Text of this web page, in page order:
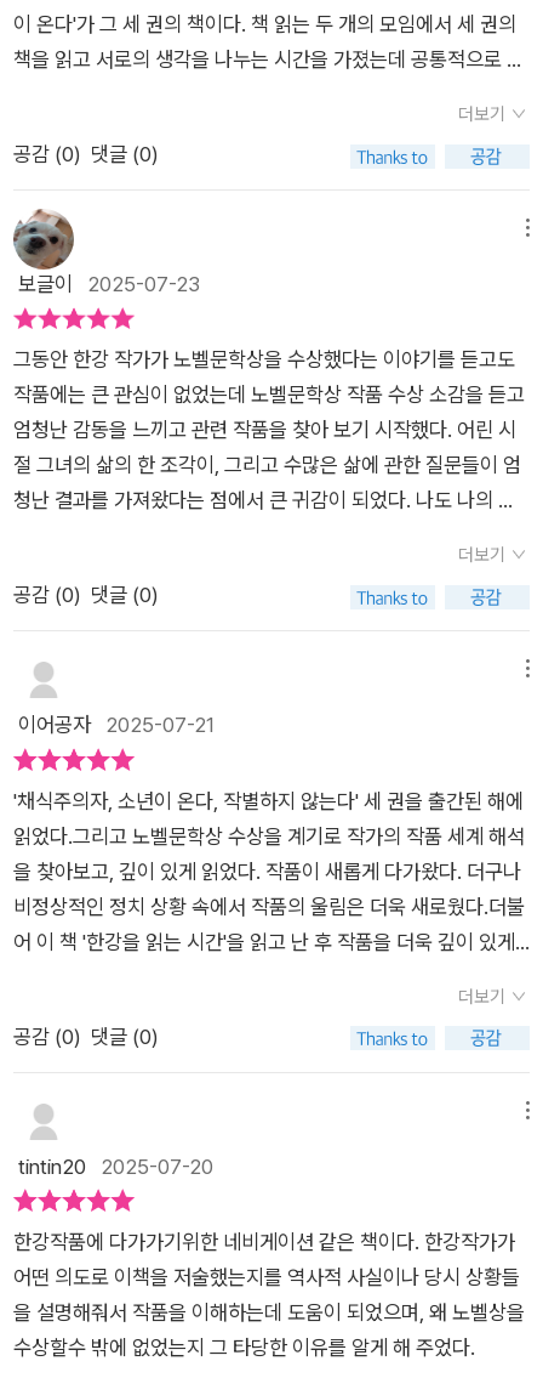
의자소년이 온다.역사교사라는 직업으로 인해, 필연적으로 '작별
하지 않는다'와 '소년이 온다'를 접했다.그러나, 나의 부족한 식견
때문인지, 작품이 '작품답게' 읽히는 건 쉽지 않았다.누군가가 옆
에서 한강의 책에 대해서 이야기해주었으면 좋겠다는 생각을 했
로 말하자면, '한강 작가와 작품에 대해서 소개해주는 1:1 과외선
생님'되시겠다.'희랍어 시간'과 '흰'을 제외한 나머지 세 권의 책에
대해서는 사실 독서모임을 통해 한 차례 읽어봤던 책이었다. 그치
만, 여전히 이해가 가지 않는 난해한 구석들이 있었다.이 책은 그
런 부분에 대해서 국어 선생님들의 문학에 대한 식견을 바탕으로
살살 긁어주는 느낌이다.'소년이 온다'에 대한 설명이 특히 그러
했다.문학은 문학의 특성 상, 설명보다는 여운과 해석의 여지가
있을 문체를 통해 말하기 나름이다.재판정에서 애국가를 부르는
상황에 대해서 부르는 것과 이후의 상황에 대한 해석은 '소년이
는 통합성과 '우리 군대'가 '우리를 쏜' 상황과 연계해보니, 광주가
가지고 있는 의미를 보다 잘 느낄 수 있게 해준다.그렇다고, 작품
에 대한 해석만으로 일관되지 않는다. 문학은 자신의 경험을 기반
해 읽는 것이니까.매 작품의 첫 장에 등장하는 '들어가며' 부분은
각 선생님들의 경험과 연결지어 자신의 이야기를 푼 부분이다. 이
부분을 통해 문학작품을 주체적으로 해석하는 것도 모방해볼 수
하지 않는다.'이 다섯 작품에 대한 문학적 해석이 기반되다면, 우
리가 한강 작품을 보다 온전히 이해하는데 도움이 될 것이다.이
책을 먼저 읽는 것이 좋은지, 또는 작품을 다 읽고 난 뒤에 읽는
것이 좋은지에 대한 고민이 있는 독자들도 있을 것이다.개인적인
추천은, 작품을 읽고 읽는 것을 추천한다. 다만, 반은 먼저 읽은
독자, 반은 아직 읽지않은 독자로써 평하자면, 무엇이든 의미있을
것이다.그것조차도 주체적인 읽기의 산물이 될테니까
이 온다'가 그 세 권의 책이다. 책 읽는 두 개의 모임에서 세 권의
책을 읽고 서로의 생각을 나누는 시간을 가졌는데 공통적으로 읽
무 괴롭고 힘들었다. 한강의 필력이 나를 그 시대에 가져다 두는
상황을 만들어서 가슴의 먹먹함을 가지게 했기 때문이다. 그러다
다. 한강을 읽는 또 다른 시각을 알 수 있을 것 같아 선택해서 읽
게 되었다. 내가 생각하는 한강 작가의 글에서 느낀 감정과 꽤 일
치하는 부분이 많았고 또 다른 시각도 엿볼 수 있었다. 아직 읽지
수 있게 해 주었다. 읽은 책은 나의 감상과 책을 분석한 선생님의
이야기를 분석할 수 있어서 좋았고 아직 읽지 않은 책은 한번 읽
어 볼 까하는 호기심을 가지게 했다. 한강 덕분에 평상시라면 읽
지 않았을 책을 읽는 기회가 되어 나에게는 하나의 도전이 되었
다. 한강의 책은 우리 현대사의 아픔을 다시 한번 더 새기고 그 과
거의 일들이 아직도 마무리되지 않았다는 것을 알고 끝맺음을 해
야 한다는 의식을 가지게 한다. 해방 이후 혼란한 시기에 친일파
생각할 때 역사의 죄인은 반드시 엄중하게 처벌해서 잘못된 역사
가 반복되지 않게 우리가 깨어있는 시민으로 생각하고 행동해야
하는 것이다. 한 챕터를 읽다가 앞뒤 시점을 연결하는 과정에서
두 번은 읽어야 이해가 되는 부분이 많았는데 참고해서 이 책을
보면 이해가 좀 더 쉬울 것이라 생각한다. 한강의 작품은 이처럼
고통의 이중적 노출, 즉 정신적 고통과 육체적 고통의 상호 연관
성을 특징으로 하며,
더보기
공감 (0) 댓글 (0)
보글이 2025-07-23
그동안 한강 작가가 노벨문학상을 수상했다는 이야기를 듣고도
작품에는 큰 관심이 없었는데 노벨문학상 작품 수상 소감을 듣고
엄청난 감동을 느끼고 관련 작품을 찾아 보기 시작했다. 어린 시
절 그녀의 삶의 한 조각이, 그리고 수많은 삶에 관한 질문들이 엄
청난 결과를 가져왔다는 점에서 큰 귀감이 되었다. 나도 나의 삶
품을 원서 그대로 읽어내리는 것 보다 이렇게 작품에 대한 이야기
들을 모은 글들을 따로 읽게 되면 새로운 세계가 열린다. 한강의
해주는 책이다. 이 책은 학교에서 학생들과 한강 작품을 읽어낼
때 배경지식으로 활용해도 좋을 것 같다.
더보기
공감 (0) 댓글 (0)
이어공자2025-07-21
'채식주의자, 소년이 온다, 작별하지 않는다' 세 권을 출간된 해에
읽었다.그리고 노벨문학상 수상을 계기로 작가의 작품 세계 해석
을 찾아보고, 깊이 있게 읽었다. 작품이 새롭게 다가왔다. 더구나
비정상적인 정치 상황 속에서 작품의 울림은 더욱 새로웠다.더불
어 이 책 '한강을 읽는 시간'을 읽고 난 후 작품을 더욱 깊이 있게
를 살아가는 자들의 '책무'라는 표현이었다. 역사를 가르치는 직
업을 가지고 있는 자리에서 가장 큰 안타까움이 아이들이 '과
거'에 무관심하다는 점이다. 모두들 미래는 고사하고 현재를 살기
위해 줄달음을 쳐야 하는 현실 속에서 옛 시간을 되돌아보는 것은
거를 기억해야 하는 이유는 그 시공간을 아프게 지나야 했던 사람
도록 하는 것이라고 생각한다. 그래서 지금 우리가 그때를, 그 사
람들을 기억하고 공감하려는 책무와 노력을 해나가야 한다는 것.
나아가 이것을 가능하게 하는 가장 큰 원동력이 문학의 힘이라는
내용이 큰 울림을 주었다.그리고 우리 모두 결국 한 인간으로서
더보기
공감 (0) 댓글 (0)
tintin20 2025-07-20
한강작품에 다가가기위한 네비게이션 같은 책이다. 한강작가가
어떤 의도로 이책을 저술했는지를 역사적 사실이나 당시 상황들
을 설명해줘서 작품을 이해하는데 도움이 되었으며, 왜 노벨상을
수상할수 밖에 없었는지 그 타당한 이유를 알게 해 주었다.